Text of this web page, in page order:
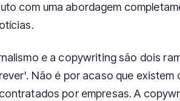
com uma abordagem
e a copywriting são dois
Não é por acaso que
por empresas. A